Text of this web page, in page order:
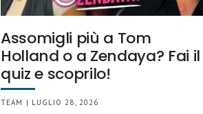
Assomigli più a Tom
Holland o a Zendaya? Fai il
quiz e scoprilo!
TEAM | LUGLIO 28, 2026